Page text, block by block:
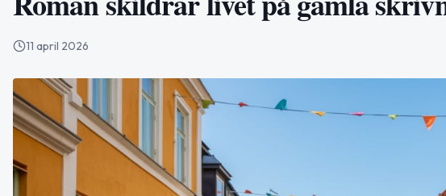
11 april 2026